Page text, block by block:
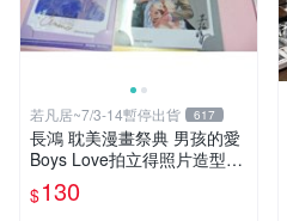
若凡居~7/3-14暫停出貨 617
長鴻 耽美漫畫祭典 男孩的愛
Boys Love拍立得照片造型透
卡 第二彈 超值星期五的sex +
劇毒甜心
$130